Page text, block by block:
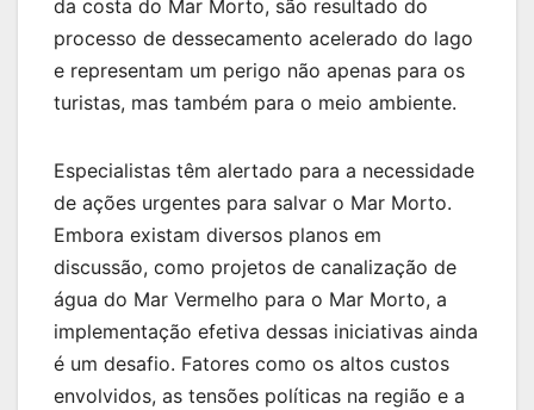
da costa do Mar Morto, são resultado do
processo de dessecamento acelerado do lago
e representam um perigo não apenas para os
turistas, mas também para o meio ambiente.
Especialistas têm alertado para a necessidade
de ações urgentes para salvar o Mar Morto.
Embora existam diversos planos em
discussão, como projetos de canalização de
água do Mar Vermelho para o Mar Morto, a
implementação efetiva dessas iniciativas ainda
é um desafio. Fatores como os altos custos
envolvidos, as tensões políticas na região e a